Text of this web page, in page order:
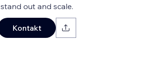
stand out and scale.
Kontakt